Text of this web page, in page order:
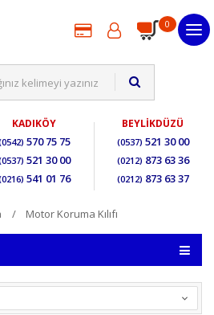
0
KADIKÖY
570 75 75
521 30 00
541 01 76
BEYLİKDÜZÜ
(0537) 521 30 00
(0212) 873 63 36
(0212) 873 63 37
Motor Koruma Kılıfı